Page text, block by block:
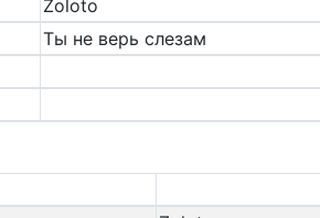
Zoloto
Ты не верь слезам